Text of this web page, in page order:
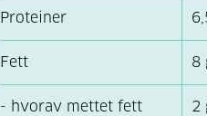
Proteiner
Fett 8
- hvorav mettet fett 2